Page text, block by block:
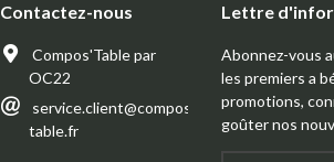
Contactez-nous
Compos'Table par
OC22
service.client@compos-
table.fr
Lettre
Abonnez-vous
les premiers a
promotions,
goûter nos